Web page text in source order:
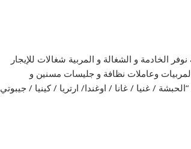
الخادمة و الشغالة و المربية شغالات للإيجار
وعاملات نظافة و جليسات مسنين و
“الحبشة / غنيا / غانا / اوغندا/ ارتريا / كينيا / جيبوتي